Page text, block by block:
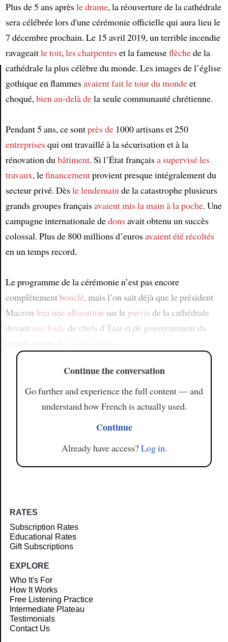
Article
Plus de 5 ans aprèsle drame, la réouverture de la cathédrale
sera célébrée lors d'une cérémonie officielle qui aura lieu le
7 décembre prochain. Le 15 avril 2019, un terrible incendie
ravageaitle toit,les charpenteset la fameuseflèchede la
cathédrale la plus célèbre du monde. Les images de l’église
gothique en flammesavaient fait le tour du mondeet
choqué,bien au-delà dela seule communauté chrétienne.
Pendant 5 ans, ce sontprès de1000 artisans et 250
entreprisesqui ont travaillé à la sécurisation et à la
rénovation dubâtiment. Si l’État françaisa superviséles
travaux, lefinancementprovient presque intégralement du
secteur privé. Dèsle lendemainde la catastrophe plusieurs
grands groupes françaisavaient mis la main à la poche. Une
campagne internationale dedonsavait obtenu un succès
colossal. Plus de 800 millions d’eurosavaient été récoltés
en un temps record.
Le programme de la cérémonie n’est pas encore
complètementbouclé, mais l’on sait déjà que le président
Macron fera une allocution sur le parvis de la cathédrale
devant une foule de chefs d’État et de gouvernement du
Continue the conversation
Go further and experience the full content — and
understand how French is actually used.
Continue
Already have access?Log in.
RATES
Subscription Rates
Educational Rates
Gift Subscriptions
EXPLORE
Who It's For
How It Works
Free Listening Practice
Intermediate Plateau
Testimonials
Contact Us